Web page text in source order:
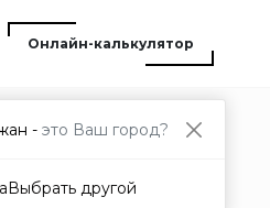
Онлайн-калькулятор
- это Ваш город?
Выбрать другой